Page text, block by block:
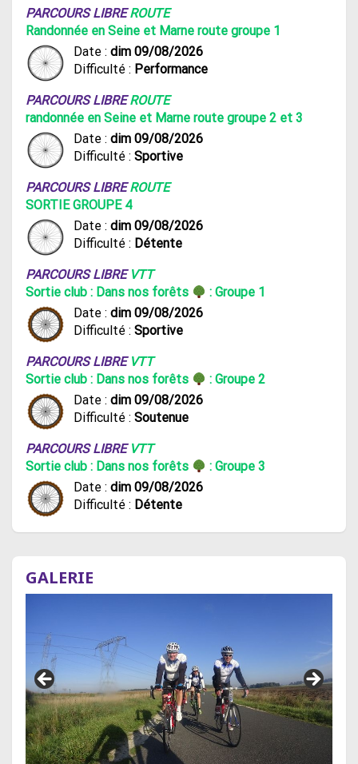
PARCOURS LIBREROUTE
Randonnée en Seine et Marne route groupe 1
Date : dim 09/08/2026
Difficulté : Performance
PARCOURS LIBREROUTE
randonnée en Seine et Marne route groupe 2 et 3
Date : dim 09/08/2026
Difficulté : Sportive
PARCOURS LIBREROUTE
SORTIE GROUPE 4
Date : dim 09/08/2026
Difficulté : Détente
PARCOURS LIBRE VTT
Sortie club : Dans nos forêts
: Groupe 1
Date : dim 09/08/2026
Difficulté : Sportive
PARCOURS LIBRE VTT
Sortie club : Dans nos forêts
: Groupe 2
Date : dim 09/08/2026
Difficulté : Soutenue
PARCOURS LIBRE VTT
Sortie club : Dans nos forêts
: Groupe 3
Date : dim 09/08/2026
Difficulté : Détente
GALERIE